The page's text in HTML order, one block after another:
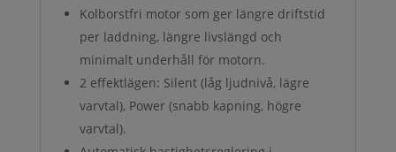
Kolborstfri motor som ger längre driftstid
per laddning, längre livslängd och
minimalt underhåll för motorn.
2 effektlägen: Silent (låg ljudnivå, lägre
varvtal), Power (snabb kapning, högre
varvtal).